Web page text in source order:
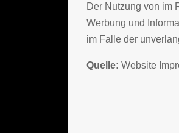
Der Nutzung von im
Werbung und
im Falle der
Quelle: Website